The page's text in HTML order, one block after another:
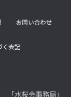
お問い合わせ
く表記
水桜会事務局」